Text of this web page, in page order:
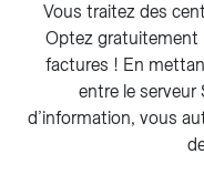
Vous traitez des
Optez gratuitement
factures ! En
entre le
d’information, vous